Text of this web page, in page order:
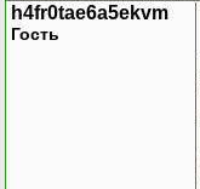
h4fr0tae6a5ekvm
Гость